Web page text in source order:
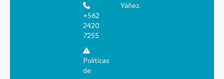
+562
2420
7255
Políticas
de
Yáñez.